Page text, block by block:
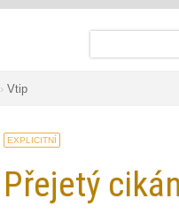
› Vtip
EXPLICITNÍ
Přejetý